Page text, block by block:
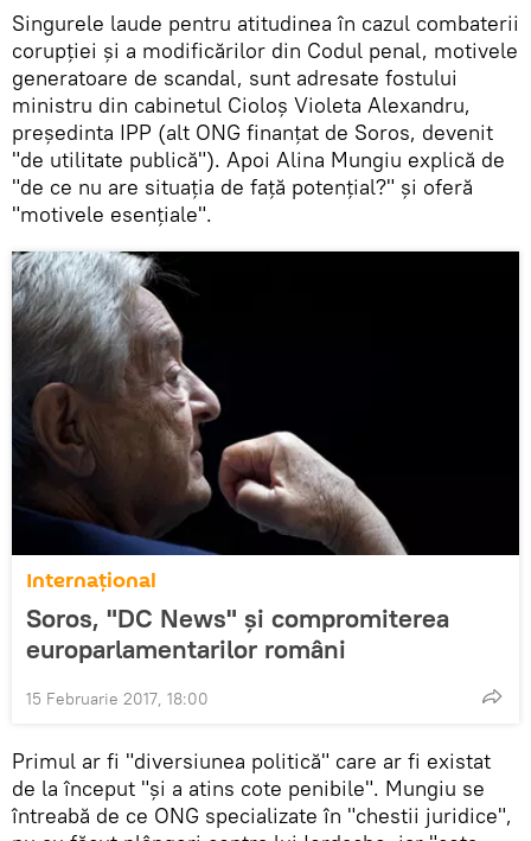
Singurele laude pentru atitudinea în cazul combaterii
corupției și a modificărilor din Codul penal, motivele
generatoare de scandal, sunt adresate fostului
ministru din cabinetul Cioloș Violeta Alexandru,
președinta IPP (alt ONG finanțat de Soros, devenit
"de utilitate publică"). Apoi Alina Mungiu explică de
"de ce nu are situația de față potențial?" și oferă
"motivele esențiale".
Internaţional
Soros, "DC News" și compromiterea
europarlamentarilor români
15 Februarie 2017, 18:00
Primul ar fi "diversiunea politică" care ar fi existat
de la început "și a atins cote penibile". Mungiu se
întreabă de ce ONG specializate în "chestii juridice",